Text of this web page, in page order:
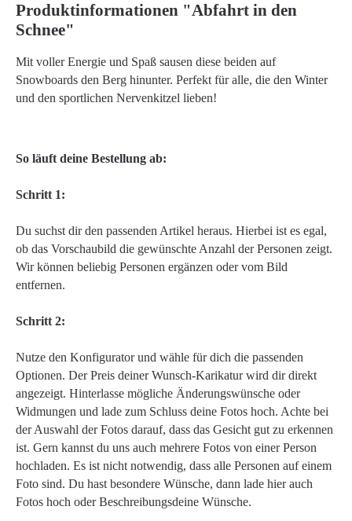
Produktinformationen "Abfahrt in den
Schnee"
Mit voller Energie und Spaß sausen diese beiden auf
Snowboards den Berg hinunter. Perfekt für alle, die den Winter
und den sportlichen Nervenkitzel lieben!
So läuft deine Bestellung ab:
Schritt 1:
Du suchst dir den passenden Artikel heraus. Hierbei ist es egal,
ob das Vorschaubild die gewünschte Anzahl der Personen zeigt.
Wir können beliebig Personen ergänzen oder vom Bild
entfernen.
Schritt 2:
Nutze den Konfigurator und wähle für dich die passenden
Optionen. Der Preis deiner Wunsch-Karikatur wird dir direkt
angezeigt. Hinterlasse mögliche Änderungswünsche oder
Widmungen und lade zum Schluss deine Fotos hoch. Achte bei
der Auswahl der Fotos darauf, dass das Gesicht gut zu erkennen
ist. Gern kannst du uns auch mehrere Fotos von einer Person
hochladen. Es ist nicht notwendig, dass alle Personen auf einem
Foto sind. Du hast besondere Wünsche, dann lade hier auch
Fotos hoch oder Beschreibungsdeine Wünsche.